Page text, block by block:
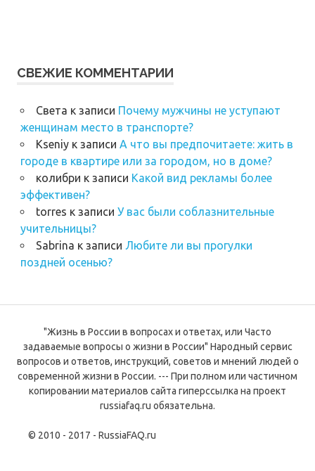
СВЕЖИЕ КОММЕНТАРИИ
Света к записи Почему мужчины не уступают
женщинам место в транспорте?
Kseniyк записи А что вы предпочитаете: жить в
городе в квартире или за городом, но в доме?
колибри к записи Какой вид рекламы более
эффективен?
torres к записи У вас были соблазнительные
учительницы?
Sabrina к записи Любите ли вы прогулки
поздней осенью?
"Жизнь в России в вопросах и ответах, или Часто
задаваемые вопросы о жизни в России" Народный сервис
вопросов и ответов, инструкций, советов и мнений людей о
современной жизни в России. --- При полном или частичном
копировании материалов сайта гиперссылка на проект
russiafaq.ru обязательна.
© 2010 - 2017 - RussiaFAQ.ru